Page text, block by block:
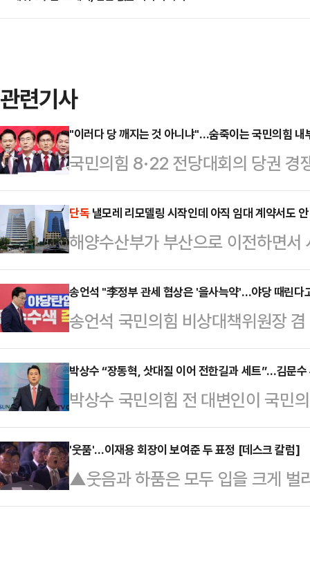
관련기사
"이러다 당 깨지는 것 아니냐"…숨죽이는 국민의힘
국민의힘 8·22 전당대회의 당권 경
격화되는 모양새다. 계엄과 탄핵을
이 극으로 치닫고 있다. 당권 경쟁
당 안팎에선 당이 쪼개지는 이른바
새다. 어떤 후보가 당권을 잡느냐에
구가 분출될 가능성도 있는 만큼,
다.국민의힘 당권주자인 조경태 후
후보를 향해 …
단독 낼모레 리모델링 시작인데 아직 임대 계약서도
해양수산부가 부산으로 이전하면
결하지 않은 것으로 확인됐다. 다음
칫 시간에 쫓겨 불합리한 계약을 체
는 연내 부산 이전을 위해 부산시
빌딩)과 협성빌딩(협성웨딩뷔페)
를, 협성빌딩은 6개 층을 사용한다
한 내용을 공식 발표했다.그로부터
당 건물들에 대한…
송언석 "李정부 관세 협상은 '을사늑약'…야당 때린다
송언석 국민의힘 비상대책위원장
미국 원전기업 웨스팅하우스 간 합
라는 정치적 선동을 가하고 있다"
라고 한다면 3500억불 투자와
지, 간·쓸개까지 다 내준 이재명 정
다.송언석 비대위원장은 21일 오전
위원회의에서 "올해 1월 한전·한수
전 수주뿐 아니라 K-원전…
박상수 “장동혁, 삿대질 이어 전한길과 세트”…김문수
박상수 국민의힘 전 대변인이 국민
표 후보가 충청·호남권 합동연설회
롭게 만들었다”고 직격했다.박상
안TV 정치 시사 프로그램 ‘나라가
에 대해 안철수 후보에게 백지 위임
'웃품'…이재용 회장이 보여준 두 표정 [데스크 칼럼]
▲웃음과 하품은 모두 입을 크게 벌
을 다루는 방식은 극명히 다르다.